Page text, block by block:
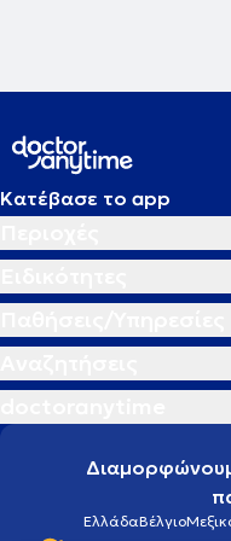
Κατέβασε το app
ΕλλάδαΒέλγιο